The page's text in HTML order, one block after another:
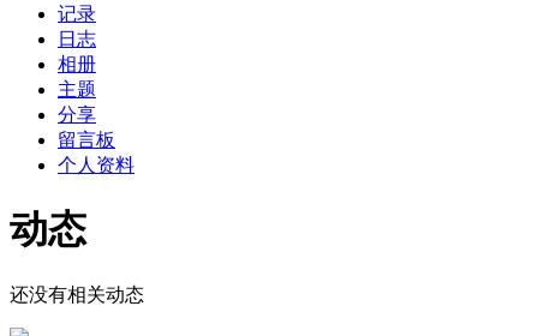
记录
日志
相册
主题
分享
留言板
个人资料
动态
还没有相关动态